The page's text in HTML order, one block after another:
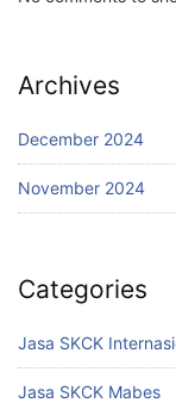
Archives
December 2024
November 2024
Categories
Jasa SKCK
Jasa SKCK Mabes